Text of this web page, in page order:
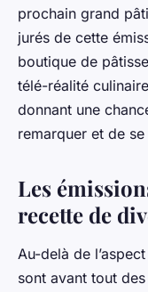
prochain grand
jurés de cette
boutique de
télé-réalité
donnant une
remarquer et de
Les
recette de
Au-delà de
sont avant tout